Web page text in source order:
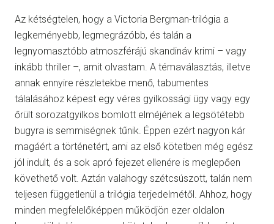
Az kétségtelen, hogy a Victoria Bergman-trilógia a
legkeményebb, legmegrázóbb, és talán a
legnyomasztóbb atmoszférájú skandináv krimi – vagy
inkább thriller –, amit olvastam. A témaválasztás, illetve
annak ennyire részletekbe menő, tabumentes
tálalásához képest egy véres gyilkossági ügy vagy egy
őrült sorozatgyilkos bomlott elméjének a legsötétebb
bugyra is semmiségnek tűnik. Éppen ezért nagyon kár
magáért a történetért, ami az első kötetben még egész
jól indult, és a sok apró fejezet ellenére is meglepően
követhető volt. Aztán valahogy szétcsúszott, talán nem
teljesen függetlenül a trilógia terjedelmétől. Ahhoz, hogy
minden megfelelőképpen működjön ezer oldalon